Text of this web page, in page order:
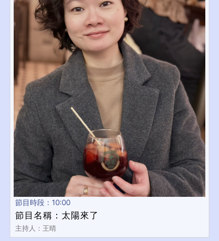
節目時段：10:00
節目名稱：太陽來了
主持人：王晴